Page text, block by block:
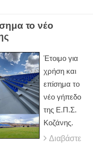
το νέο
Έτοιμο για
χρήση και
επίσημα το
νέο γήπεδο
της Ε.Π.Σ.
Κοζάνης.
Διαβάστε